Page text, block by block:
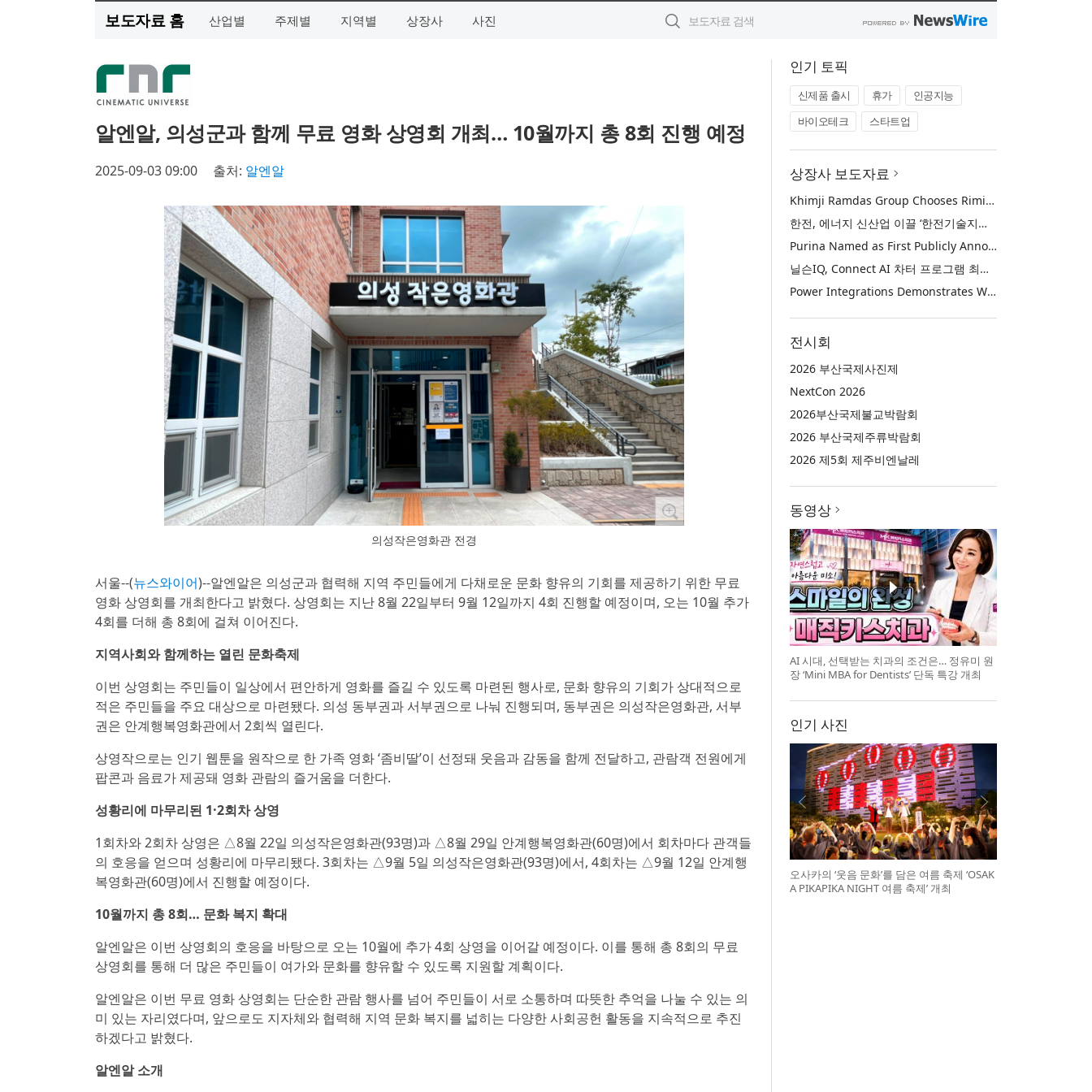
보도자료 홈 산업별 주제별 지역별 상장사 사진
알엔알, 의성군과 함께 무료 영화 상영회 개최… 10월까지 총 8회 진행 예정
2025-09-03 09:00 출처: 알엔알
의성작은영화관 전경
서울--(뉴스와이어)--알엔알은 의성군과 협력해 지역 주민들에게 다채로운 문화 향유의 기회를 제공하기 위한 무료
영화 상영회를 개최한다고 밝혔다. 상영회는 지난 8월 22일부터 9월 12일까지 4회 진행할 예정이며, 오는 10월 추가
4회를 더해 총 8회에 걸쳐 이어진다.
지역사회와 함께하는 열린 문화축제
이번 상영회는 주민들이 일상에서 편안하게 영화를 즐길 수 있도록 마련된 행사로, 문화 향유의 기회가 상대적으로
적은 주민들을 주요 대상으로 마련됐다. 의성 동부권과 서부권으로 나눠 진행되며, 동부권은 의성작은영화관, 서부
권은 안계행복영화관에서 2회씩 열린다.
상영작으로는 인기 웹툰을 원작으로 한 가족 영화 ‘좀비딸’이 선정돼 웃음과 감동을 함께 전달하고, 관람객 전원에게
팝콘과 음료가 제공돼 영화 관람의 즐거움을 더한다.
성황리에 마무리된 1·2회차 상영
1회차와 2회차 상영은 △8월 22일 의성작은영화관(93명)과 △8월 29일 안계행복영화관(60명)에서 회차마다 관객들
의 호응을 얻으며 성황리에 마무리됐다. 3회차는 △9월 5일 의성작은영화관(93명)에서, 4회차는 △9월 12일 안계행
복영화관(60명)에서 진행할 예정이다.
10월까지 총 8회… 문화 복지 확대
알엔알은 이번 상영회의 호응을 바탕으로 오는 10월에 추가 4회 상영을 이어갈 예정이다. 이를 통해 총 8회의 무료
상영회를 통해 더 많은 주민들이 여가와 문화를 향유할 수 있도록 지원할 계획이다.
알엔알은 이번 무료 영화 상영회는 단순한 관람 행사를 넘어 주민들이 서로 소통하며 따뜻한 추억을 나눌 수 있는 의
미 있는 자리였다며, 앞으로도 지자체와 협력해 지역 문화 복지를 넓히는 다양한 사회공헌 활동을 지속적으로 추진
하겠다고 밝혔다.
알엔알 소개
인기 토픽
신제품 출시 휴가
인공지능
바이오테크
스타트업
상장사 보도자료
Khimji Ramdas Group Chooses Rimini Street to Reduce SAP Support Costs, Protect 700+ Customizations and Reinvest Savings in Innovation
한전, 에너지 신산업 이끌 ‘한전기술지주’ 공식 출범
Purina Named as First Publicly Announced NIQ ConnectAI Charter Client
닐슨IQ, Connect AI 차터 프로그램 최초 고객사 ‘퓨리나’ 선정
Power Integrations Demonstrates World’s First 2200 V GaN Technology for Next-Era High-Voltage Power Systems
전시회
2026 부산국제사진제
NextCon 2026
2026부산국제불교박람회
2026 부산국제주류박람회
2026 제5회 제주비엔날레
동영상
AI 시대, 선택받는 치과의 조건은… 정유미 원
장 ‘Mini MBA for Dentists’ 단독 특강 개최
인기 사진
오사카의 ‘웃음 문화’를 담은 여름 축제 ‘OSAK
A PIKAPIKA NIGHT 여름 축제’ 개최